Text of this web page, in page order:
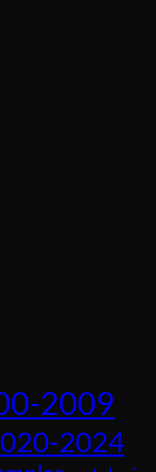
2009
2024